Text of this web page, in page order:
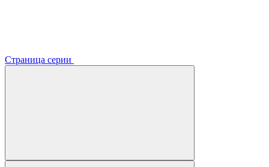
Страница серии